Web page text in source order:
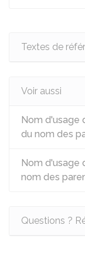
Textes de
Voir aussi
Nom d'usage
du nom des
Nom d'usage
nom des
Questions ?